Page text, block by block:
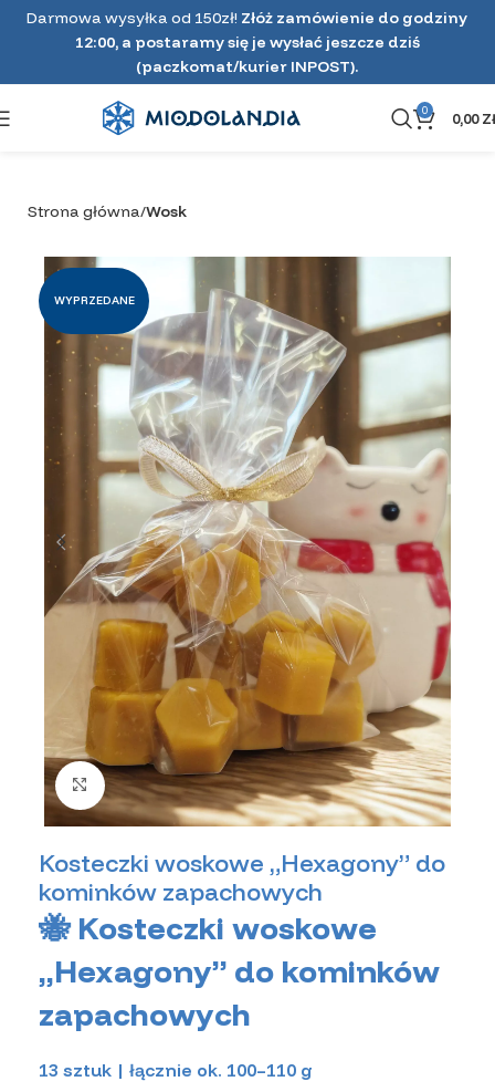
Darmowa wysyłka od 150zł! Złóż zamówienie do godziny
12:00, a postaramy się je wysłać jeszcze dziś
(paczkomat/kurier INPOST).
0 0,00
Strona główna Wosk
WYPRZEDANE
Kliknij, aby powiększyć zdjęcie
Kosteczki woskowe „Hexagony” do
kominków zapachowych
🐝 Kosteczki woskowe
„Hexagony” do kominków
zapachowych
13 sztuk | łącznie ok. 100–110 g